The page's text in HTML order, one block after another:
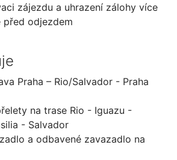
zájezdu a uhrazení zálohy více
před odjezdem
Praha – Rio/Salvador - Praha
na trase Rio - Iguazu -
- Salvador
a odbavené zavazadlo na